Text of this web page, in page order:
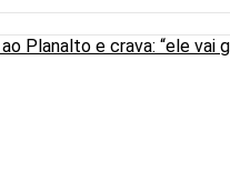
Planalto e crava: “ele vai